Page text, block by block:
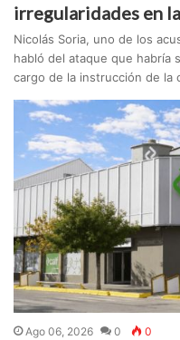
irregularidades en
Nicolás Soria, uno de los
habló del ataque que habría
cargo de la instrucción de la
Ago 06, 2026 0 0